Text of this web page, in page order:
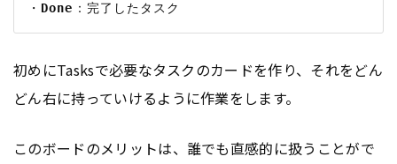
・ Done
初めにTasksで必要なタスクのカードを作り、それをどん
どん右に持っていけるように作業をします。
このボードのメリットは、誰でも直感的に扱うことがで